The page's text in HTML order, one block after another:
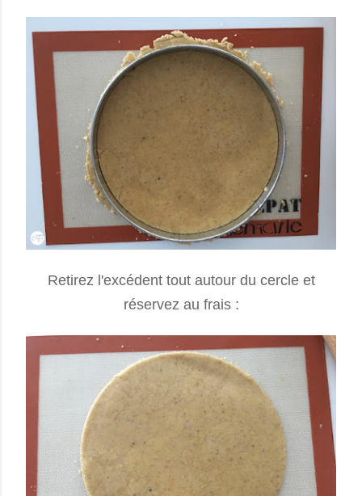
Retirez l'excédent tout autour du cercle et
réservez au frais :